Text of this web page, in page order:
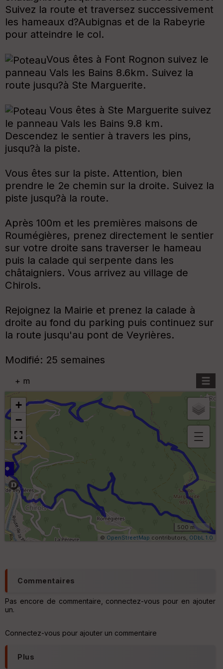
Suivez la route et traversez successivement
les hameaux d?Aubignas et de la Rabeyrie
pour atteindre le col.
Vous êtes à Font Rognon suivez le
panneau Vals les Bains 8.6km. Suivez la
route jusqu?à Ste Marguerite.
Vous êtes à Ste Marguerite suivez
le panneau Vals les Bains 9.8 km.
Descendez le sentier à travers les pins,
jusqu?à la piste.
Vous êtes sur la piste. Attention, bien
prendre le 2e chemin sur la droite. Suivez la
piste jusqu?à la route.
Après 100m et les premières maisons de
Roumégières, prenez directement le sentier
sur votre droite sans traverser le hameau
puis la calade qui serpente dans les
châtaigniers. Vous arrivez au village de
Chirols.
Rejoignez la Mairie et prenez la calade à
droite au fond du parking puis continuez sur
la route jusqu'au pont de Veyrières.
Modifié: 25 semaines
+ m
+
−
B
n
e
s
lo
m
ét
ri
q
v
500 m
© OpenStreetMap contributors, ODbL 1.0
Commentaires
Pas encore de commentaire, connectez-vous pour en ajouter
un.
Connectez-vous pour ajouter un commentaire
Plus